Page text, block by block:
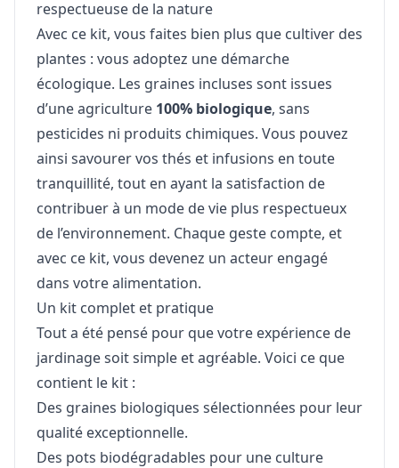
respectueuse de la nature
Avec ce kit, vous faites bien plus que cultiver des
plantes : vous adoptez une démarche
écologique. Les graines incluses sont issues
d’une agriculture 100% biologique, sans
pesticides ni produits chimiques. Vous pouvez
ainsi savourer vos thés et infusions en toute
tranquillité, tout en ayant la satisfaction de
contribuer à un mode de vie plus respectueux
de l’environnement. Chaque geste compte, et
avec ce kit, vous devenez un acteur engagé
dans votre alimentation.
Un kit complet et pratique
Tout a été pensé pour que votre expérience de
jardinage soit simple et agréable. Voici ce que
contient le kit :
Des graines biologiques sélectionnées pour leur
qualité exceptionnelle.
Des pots biodégradables pour une culture